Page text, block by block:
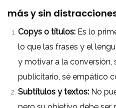
más y sin
Copys o títulos: Es lo
lo que las frases y el
y motivar a la conversión,
publicitario, sé empático
Subtítulos y textos: No